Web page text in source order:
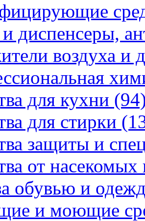
диспенсеры,
воздуха и
для кухни
для стирки
защиты и
от
обувью и
и моющие